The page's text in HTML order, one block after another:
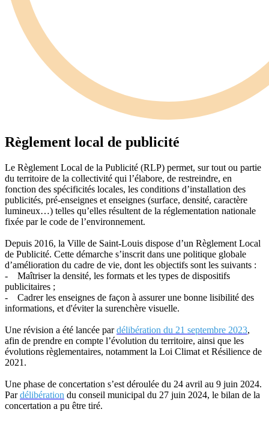
Règlement local de publicité
Le Règlement Local de la Publicité (RLP) permet, sur tout ou partie
du territoire de la collectivité qui l’élabore, de restreindre, en
fonction des spécificités locales, les conditions d’installation des
publicités, pré-enseignes et enseignes (surface, densité, caractère
lumineux…) telles qu’elles résultent de la réglementation nationale
fixée par le code de l’environnement.
Depuis 2016, la Ville de Saint-Louis dispose d’un Règlement Local
de Publicité. Cette démarche s’inscrit dans une politique globale
d’amélioration du cadre de vie, dont les objectifs sont les suivants :
- Maîtriser la densité, les formats et les types de dispositifs
publicitaires ;
- Cadrer les enseignes de façon à assurer une bonne lisibilité des
informations, et d'éviter la surenchère visuelle.
Une révision a été lancée pardélibération du 21 septembre 2023,
afin de prendre en compte l’évolution du territoire, ainsi que les
évolutions règlementaires, notamment la Loi Climat et Résilience de
2021.
Une phase de concertation s’est déroulée du 24 avril au 9 juin 2024.
Pardélibération du conseil municipal du 27 juin 2024, le bilan de la
concertation a pu être tiré.